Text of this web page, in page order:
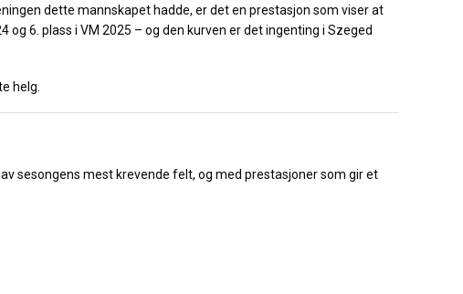
dette mannskapet hadde, er det en prestasjon som viser at
og 6. plass i VM 2025 – og den kurven er det ingenting i Szeged
helg.
sesongens mest krevende felt, og med prestasjoner som gir et